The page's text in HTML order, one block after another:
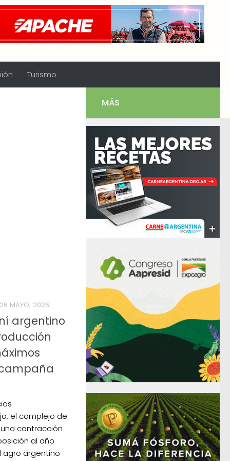
Turismo
26 MAYO, 2026
argentino
el complejo de
contracción
al año
argentino
MÁS